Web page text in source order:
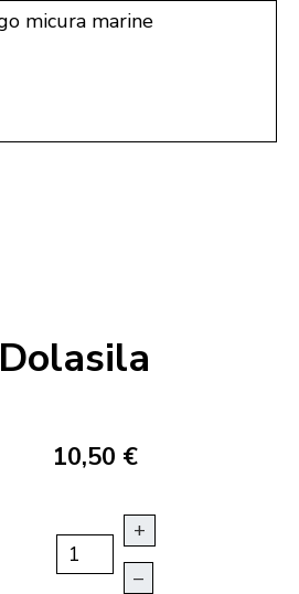
Dolasila
10,50 €
+
–